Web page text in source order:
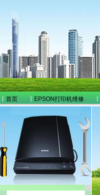
首页 EPSON打印机维修